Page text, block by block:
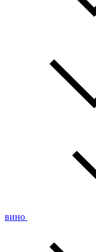
вино